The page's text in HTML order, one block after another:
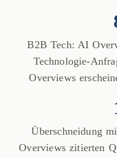
B2B Tech: AI
Technologie-
Overviews
Überschneidung
Overviews zitierten